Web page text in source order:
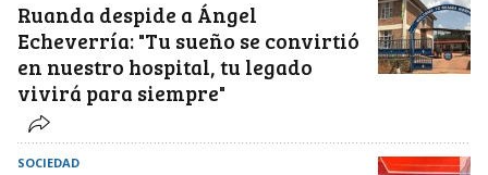
Ruanda despide a Ángel
Echeverría: "Tu sueño se convirtió
en nuestro hospital, tu legado
vivirá para siempre"
SOCIEDAD